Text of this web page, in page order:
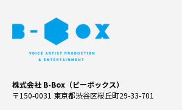
株式会社 B-Box（ビーボックス）
〒150-0031 東京都渋谷区桜丘町29-33-701